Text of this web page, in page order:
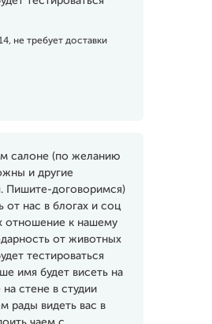
не требует доставки
салоне (по желанию
и другие
Пишите-договоримся)
от нас в блогах и соц
отношение к нашему
от животных
тестироваться
имя будет висеть на
стене в студии
рады видеть вас в